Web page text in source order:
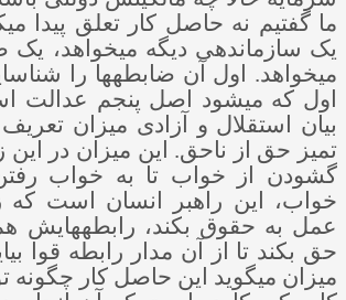
ما گفتیم نه حاصل کار تعلق پیدا
یک سازماندهی دیگه می­خواهد، یک
می­خواهد. اول آن ضابطه­ها را
اول که می­شود اصل پنجم عدالت
بیان استقلال و آزادی میزان
تمیز حق از ناحق. این میزان در
گشودن از خواب تا به خواب
خواب، این راهبر انسان است که
عمل به حقوق بکند، رابطه­هایش
حق بکند تا از آن مدار رابطه قوا
میزان می­گوید این حاصل کار چگونه